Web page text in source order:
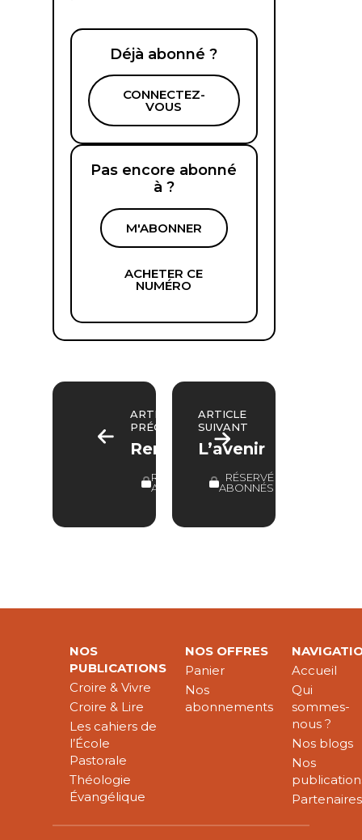
Déjà abonné ?
CONNECTEZ-
VOUS
Pas encore abonné
à ?
M'ABONNER
ACHETER CE
NUMÉRO
ARTICLE
PRÉCÉDENT
Remerciements
RÉSERVÉ
ABONNÉS
ARTICLE
SUIVANT
L’avenir
RÉSERVÉ
ABONNÉS
NOS
PUBLICATIONS
Croire & Vivre
Croire & Lire
Les cahiers de
l’École
Pastorale
Théologie
Évangélique
NOS OFFRES
Panier
Nos
abonnements
Accueil
Qui
sommes-
nous ?
Nos blogs
Nos
Partenaires